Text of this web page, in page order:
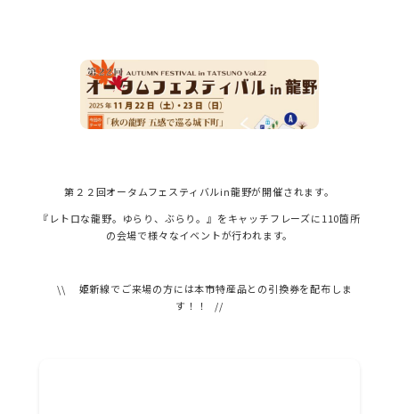
第２２回オータムフェスティバルin龍野が開催されます。
『レトロな龍野。ゆらり、ぶらり。』をキャッチフレーズに110箇所
の会場で様々なイベントが行われます。
\\ 姫新線でご来場の方には本市特産品との引換券を配布しま
す！！ //